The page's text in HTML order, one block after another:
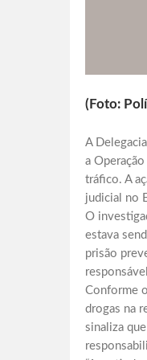
(Foto:
A
a
tráfico. A
judicial no
O
estava
prisão
Conforme
drogas na
sinaliza